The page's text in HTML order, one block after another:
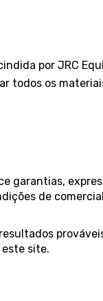
por JRC
todos os
garantias,
de
site.